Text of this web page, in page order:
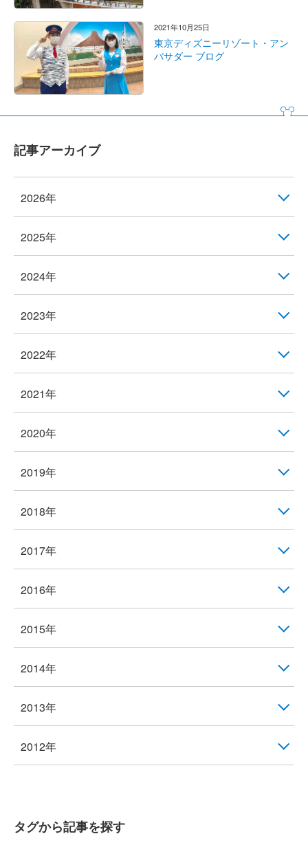
2021年10月25日
東京ディズニーリゾート・アン
バサダー ブログ
記事アーカイブ
2026年
2025年
2024年
2023年
2022年
2021年
2020年
2019年
2018年
2017年
2016年
2015年
2014年
2013年
2012年
タグから記事を探す